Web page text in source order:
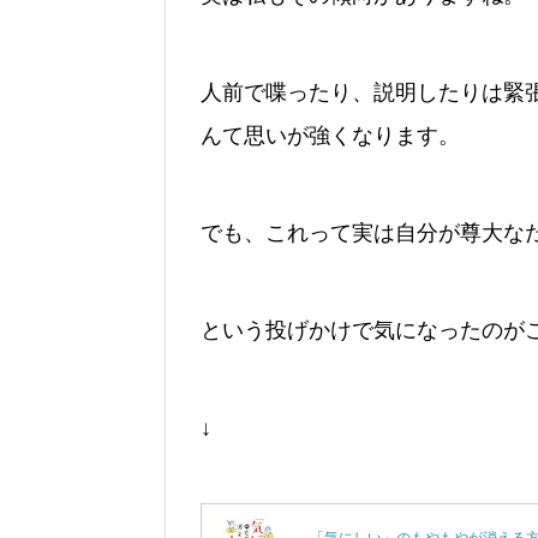
人前で喋ったり、説明したりは
んて思いが強くなります。
でも、これって実は自分が尊大な
という投げかけで気になったのが
↓